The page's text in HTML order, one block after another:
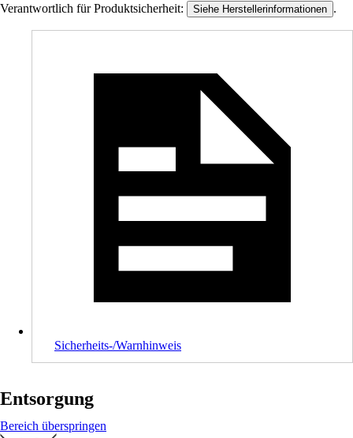
Verantwortlich für Produktsicherheit: Siehe Herstellerinformationen .
Sicherheits-/Warnhinweis
Entsorgung
Bereich überspringen